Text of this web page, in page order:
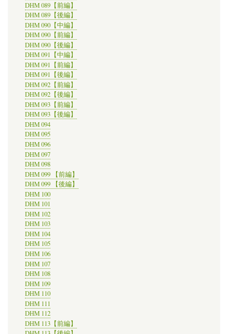
DHM 089【前編】
DHM 089【後編】
DHM 090【中編】
DHM 090【前編】
DHM 090【後編】
DHM 091【中編】
DHM 091【前編】
DHM 091【後編】
DHM 092【前編】
DHM 092【後編】
DHM 093【前編】
DHM 093【後編】
DHM 094
DHM 095
DHM 096
DHM 097
DHM 098
DHM 099 【前編】
DHM 099 【後編】
DHM 100
DHM 101
DHM 102
DHM 103
DHM 104
DHM 105
DHM 106
DHM 107
DHM 108
DHM 109
DHM 110
DHM 111
DHM 112
DHM 113【前編】